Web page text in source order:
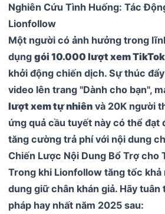
Nghiên Cứu Tình Huống: Tác
Lionfollow
Một người có ảnh hưởng trong
dụnggói 10.000 lượt xem TikTok
khởi động chiến dịch. Sự thúc
video lên trang "Dành cho bạn",
lượt xem tự nhiên và 20K người
ứng quả cầu tuyết này có thể đạt
tăng cường trả phí với nội dung
Chiến Lược Nội Dung Bổ Trợ cho
Trong khi Lionfollow tăng tốc khả
dung giữ chân khán giả. Hãy
pháp hay nhất năm 2025 sau: